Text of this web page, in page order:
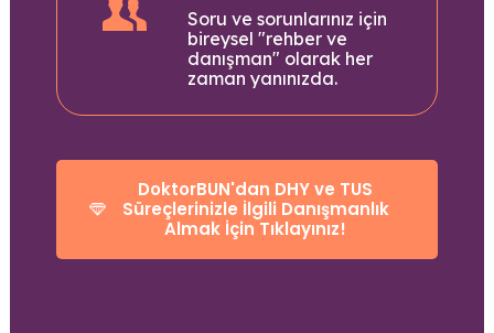
Soru ve sorunlarınız için
bireysel "rehber ve
danışman" olarak her
zaman yanınızda.
DoktorBUN'dan DHY ve TUS
Süreçlerinizle İlgili Danışmanlık
Almak İçin Tıklayınız!